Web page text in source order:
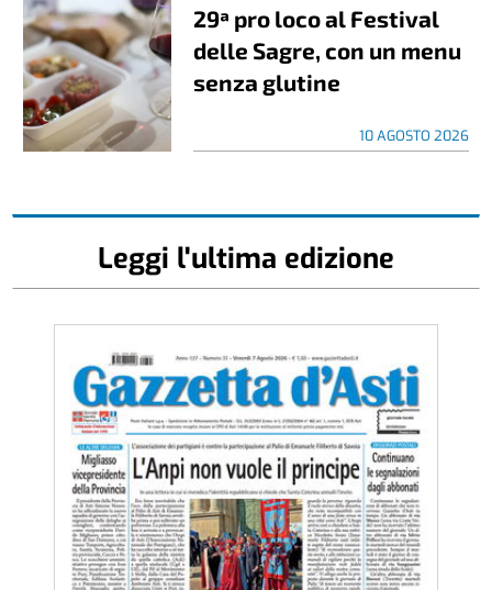
29ª pro loco al Festival
delle Sagre, con un menu
senza glutine
10 AGOSTO 2026
Leggi l'ultima edizione